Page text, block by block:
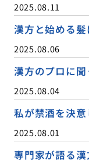
2025.08.11
漢方と始める
2025.08.06
漢方のプロに
2025.08.04
私が禁酒を決
2025.08.01
専門家が語る